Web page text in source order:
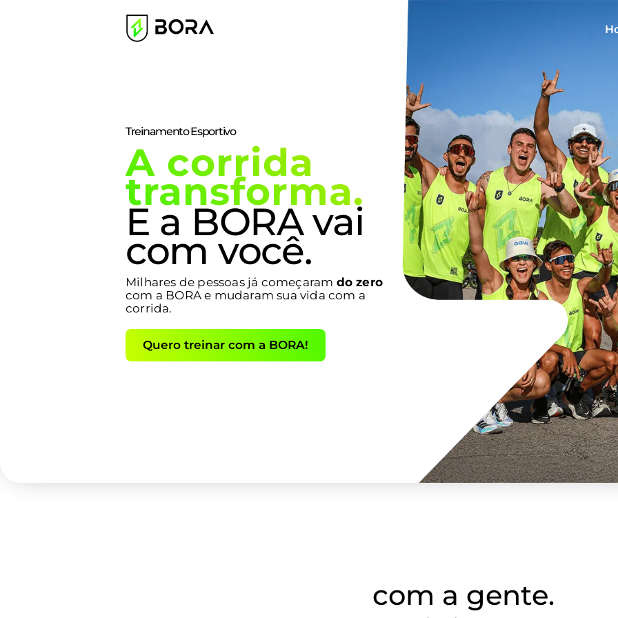
Treinamento Esportivo
A corrida
transforma.
E a BORA vai
com você.
Milhares de pessoas já começaram do zero
com a BORA e mudaram sua vida com a
corrida.
Quero treinar com a BORA!
com a gente.